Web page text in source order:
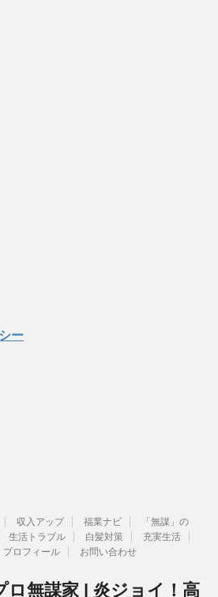
ー
収入アップ 福業ナビ
「無謀」の
生活トラブル 白髪対策
充実生活
プロフィール お問い合わせ
ロ無謀家 | 炎ジョイ！高